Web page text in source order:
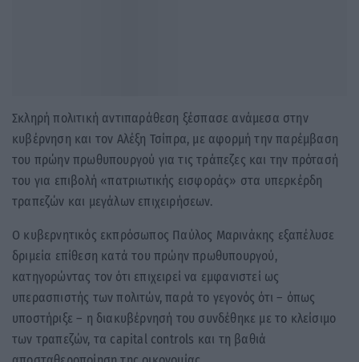
Σκληρή πολιτική αντιπαράθεση ξέσπασε ανάμεσα στην
κυβέρνηση και τον Αλέξη Τσίπρα, με αφορμή την παρέμβαση
του πρώην πρωθυπουργού για τις τράπεζες και την πρότασή
του για επιβολή «πατριωτικής εισφοράς» στα υπερκέρδη
τραπεζών και μεγάλων επιχειρήσεων.
Ο κυβερνητικός εκπρόσωπος Παύλος Μαρινάκης εξαπέλυσε
δριμεία επίθεση κατά του πρώην πρωθυπουργού,
κατηγορώντας τον ότι επιχειρεί να εμφανιστεί ως
υπερασπιστής των πολιτών, παρά το γεγονός ότι – όπως
υποστήριξε – η διακυβέρνησή του συνδέθηκε με το κλείσιμο
των τραπεζών, τα capital controls και τη βαθιά